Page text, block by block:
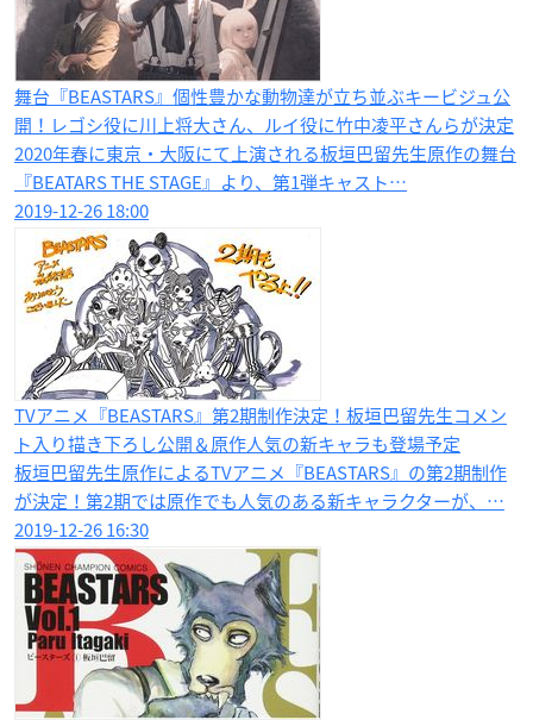
舞台『BEASTARS』個性豊かな動物達が立ち並ぶキービジュ公
開！レゴシ役に川上将大さん、ルイ役に竹中凌平さんらが決定
2020年春に東京・大阪にて上演される板垣巴留先生原作の舞台
『BEATARS THE STAGE』より、第1弾キャスト…
2019-12-26 18:00
TVアニメ『BEASTARS』第2期制作決定！板垣巴留先生コメン
ト入り描き下ろし公開＆原作人気の新キャラも登場予定
板垣巴留先生原作によるTVアニメ『BEASTARS』の第2期制作
が決定！第2期では原作でも人気のある新キャラクターが、…
2019-12-26 16:30